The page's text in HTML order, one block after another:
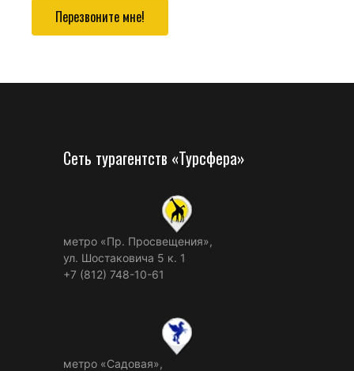
Перезвоните мне!
Сеть турагентств «Турсфера»
метро «Пр. Просвещения»,
ул. Шостаковича 5 к. 1
+7 (812) 748-10-61
метро «Садовая»,